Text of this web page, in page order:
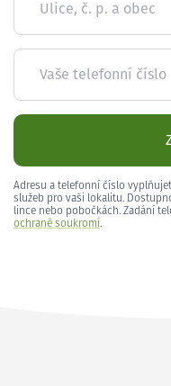
Ulice, č. p. a obec
Vaše telefonní číslo
Adresu a telefonní číslo
služeb pro vaši lokalitu.
lince nebo pobočkách. Zadání
ochraně soukromí.